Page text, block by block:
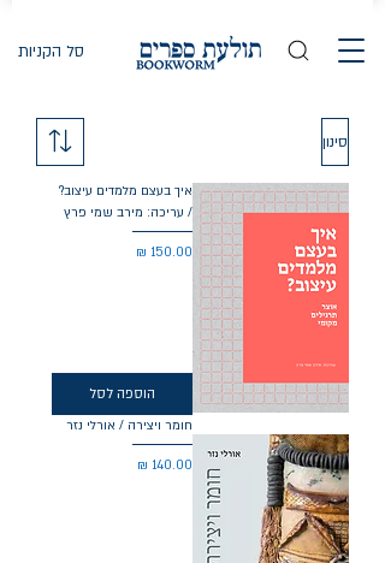
סל הקניות
סינון
איך בעצם מלמדים עיצוב?
/ עריכה: מירב שמי פרץ
מחיר
הוספה לסל
חומר ויצירה / אורלי נזר
מחיר